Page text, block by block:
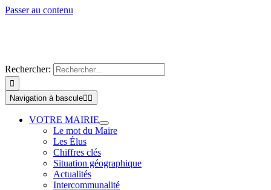
Passer au contenu
Rechercher:
Navigation à bascule
VOTRE MAIRIE
Le mot du Maire
Les Élus
Chiffres clés
Situation géographique
Actualités
Intercommunalité